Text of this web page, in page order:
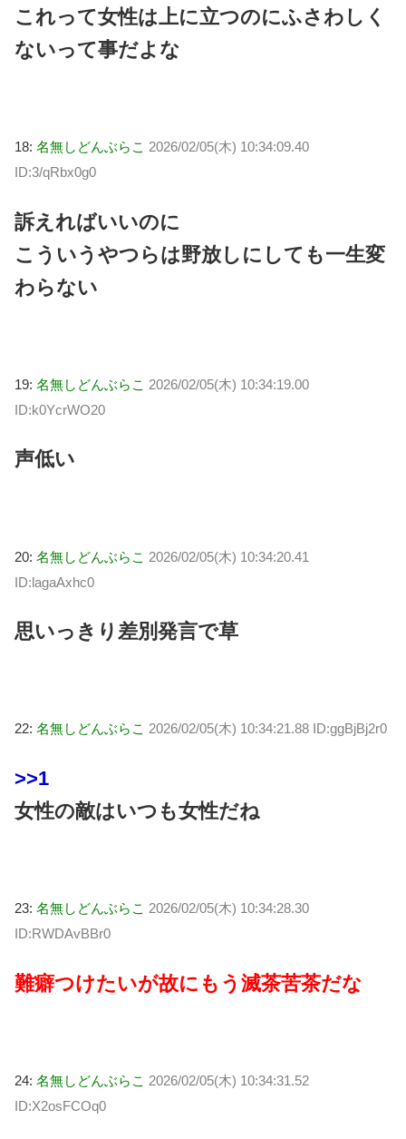
これって女性は上に立つのにふさわしく
ないって事だよな
18: 名無しどんぶらこ 2026/02/05(木) 10:34:09.40
ID:3/qRbx0g0
訴えればいいのに
こういうやつらは野放しにしても一生変
わらない
19: 名無しどんぶらこ 2026/02/05(木) 10:34:19.00
ID:k0YcrWO20
声低い
20: 名無しどんぶらこ 2026/02/05(木) 10:34:20.41
ID:lagaAxhc0
思いっきり差別発言で草
22: 名無しどんぶらこ 2026/02/05(木) 10:34:21.88 ID:ggBjBj2r0
>>1
女性の敵はいつも女性だね
23: 名無しどんぶらこ 2026/02/05(木) 10:34:28.30
ID:RWDAvBBr0
難癖つけたいが故にもう滅茶苦茶だな
24: 名無しどんぶらこ 2026/02/05(木) 10:34:31.52
ID:X2osFCOq0